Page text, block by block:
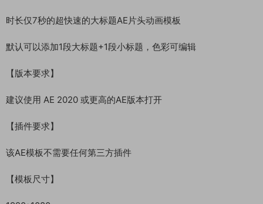
时长仅7秒的超快速的大标题AE片头动画模板
默认可以添加1段大标题+1段小标题，色彩可编辑
【版本要求】
建议使用 AE 2020 或更高的AE版本打开
【插件要求】
该AE模板不需要任何第三方插件
【模板尺寸】